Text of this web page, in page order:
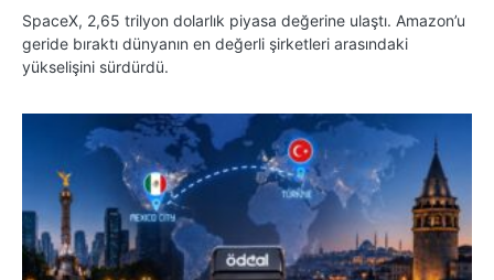
SpaceX, 2,65 trilyon dolarlık piyasa değerine ulaştı. Amazon’u
geride bıraktı dünyanın en değerli şirketleri arasındaki
yükselişini sürdürdü.